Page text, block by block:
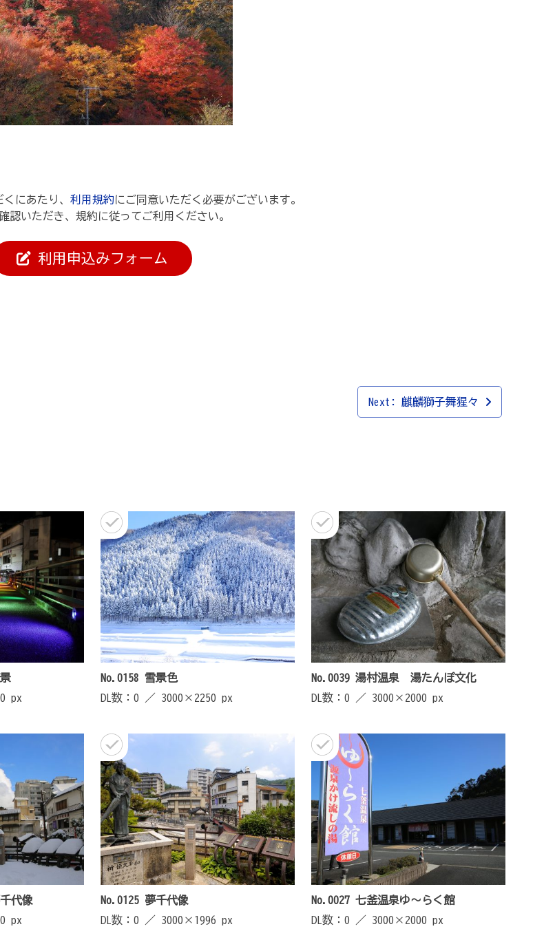
にあたり、 利用規約にご同意いただく必要がございます。
認いただき、規約に従ってご利用ください。
利用申込みフォーム
Next: 麒麟獅子舞猩々
px
No.0158 雪景色
DL数：0 ／ 3000×2250 px
No.0039 湯村温泉 湯たんぽ文化
DL数：0 ／ 3000×2000 px
代像
px
No.0125 夢千代像
DL数：0 ／ 3000×1996 px
No.0027 七釜温泉ゆ～らく館
DL数：0 ／ 3000×2000 px